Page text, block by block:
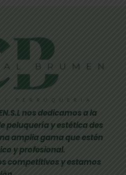
nos dedicamos a la
peluquería y estética des
amplia gama que estén
y profesional.
competitivos y estamos